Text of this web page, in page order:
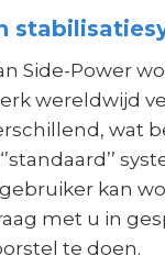
Side-Power
wereldwijd
wat
kan
met u in
te doen.